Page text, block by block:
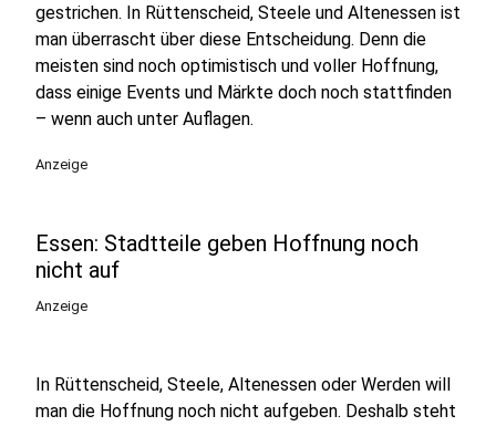
gestrichen. In Rüttenscheid, Steele und Altenessen ist
man überrascht über diese Entscheidung. Denn die
meisten sind noch optimistisch und voller Hoffnung,
dass einige Events und Märkte doch noch stattfinden
– wenn auch unter Auflagen.
Anzeige
Essen: Stadtteile geben Hoffnung noch
nicht auf
Anzeige
In Rüttenscheid, Steele, Altenessen oder Werden will
man die Hoffnung noch nicht aufgeben. Deshalb steht